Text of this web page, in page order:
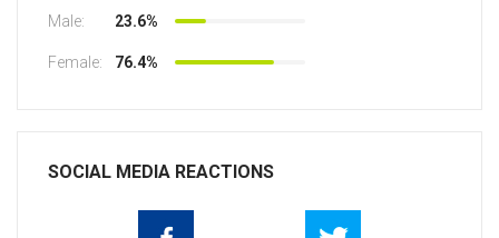
Male: 23.6%
Female: 76.4%
SOCIAL MEDIA REACTIONS